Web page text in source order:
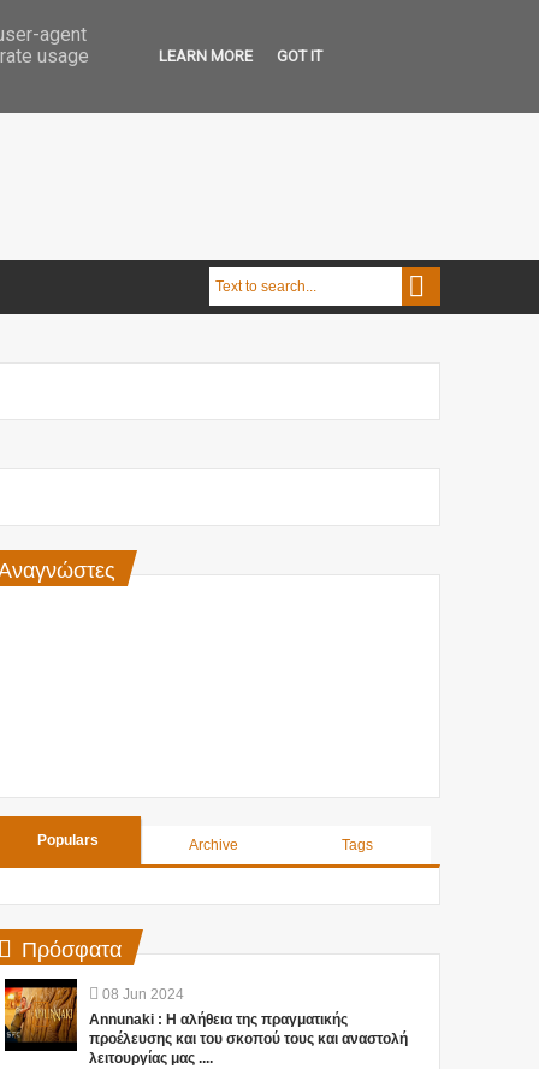
Populars Archive Tags
Πρόσφατα
08 Jun 2024
Annunaki : Η αλήθεια της πραγματικής
προέλευσης και του σκοπού τους και αναστολή
λειτουργίας μας ....
agent
usage
LEARN MORE GOT IT